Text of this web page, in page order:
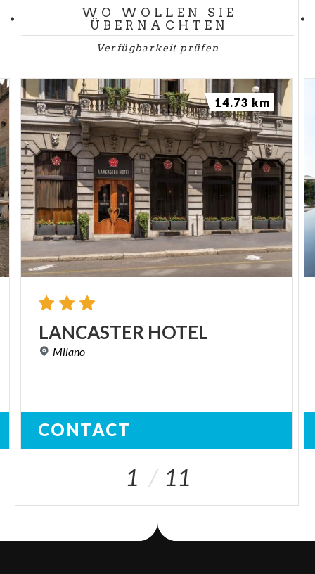
WO WOLLEN SIE
ÜBERNACHTEN
Verfügbarkeit prüfen
LANCASTER HOTEL
Milano
CONTACT
14.73 km
1 11